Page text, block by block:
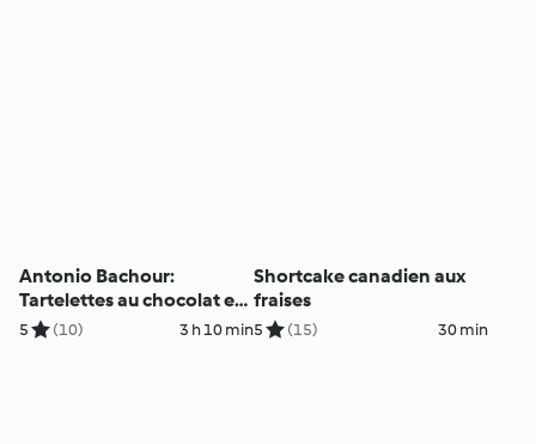
Antonio Bachour:
Tartelettes au chocolat et
aux framboises (métrique)
5 (10) 3 h 10 min
Shortcake canadien aux
fraises
5 (15) 30 min